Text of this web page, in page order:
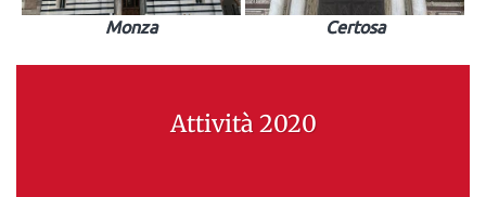
Monza Certosa
Attività 2020